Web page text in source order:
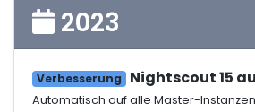
2023
Verbesserung Nightscout 15
Automatisch auf alle Master-